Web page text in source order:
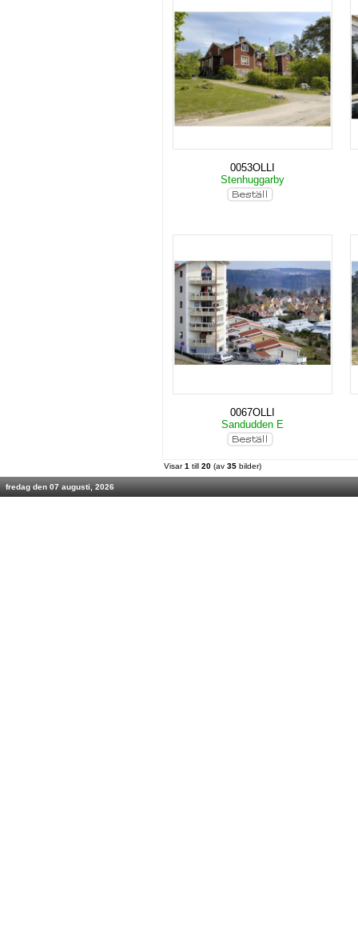
0053OLLI
Stenhuggarby
0067OLLI
Sandudden E
Visar1 till 20 (av 35 bilder)
fredag den 07 augusti, 2026